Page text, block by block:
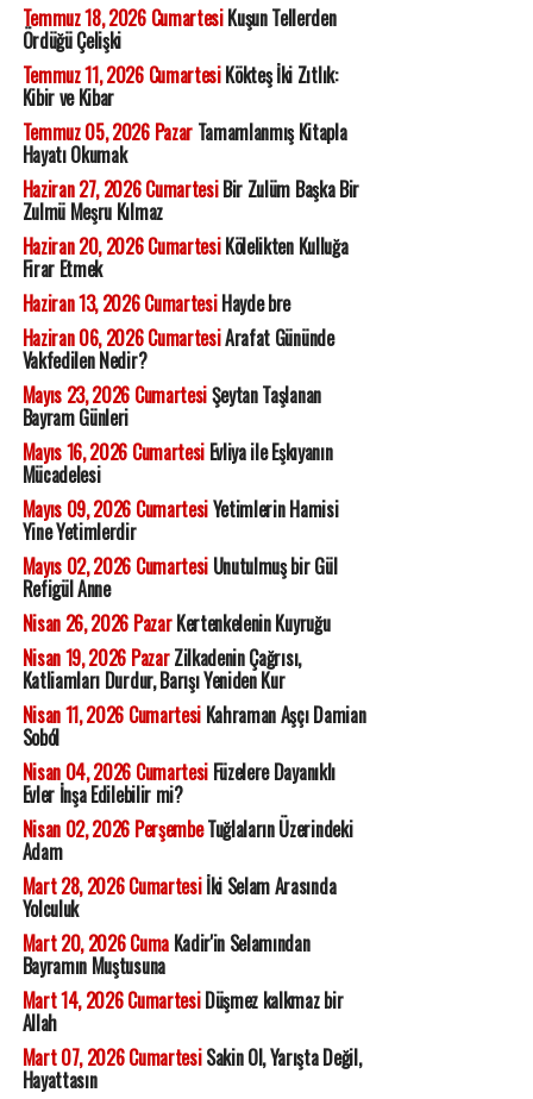
Temmuz 18, 2026 CumartesiKuşun Tellerden
Ördüğü Çelişki
Temmuz 11, 2026 CumartesiKökteş İki Zıtlık:
Kibir ve Kibar
Temmuz 05, 2026 PazarTamamlanmış Kitapla
Hayatı Okumak
Haziran 27, 2026 CumartesiBir Zulüm Başka Bir
Zulmü Meşru Kılmaz
Haziran 20, 2026 CumartesiKölelikten Kulluğa
Firar Etmek
Haziran 13, 2026 CumartesiHayde bre
Haziran 06, 2026 CumartesiArafat Gününde
Vakfedilen Nedir?
Mayıs 23, 2026 CumartesiŞeytan Taşlanan
Bayram Günleri
Mayıs 16, 2026 CumartesiEvliya ile Eşkıyanın
Mücadelesi
Mayıs 09, 2026 CumartesiYetimlerin Hamisi
Yine Yetimlerdir
Mayıs 02, 2026 CumartesiUnutulmuş bir Gül
Refigül Anne
Nisan 26, 2026 PazarKertenkelenin Kuyruğu
Nisan 19, 2026 PazarZilkadenin Çağrısı,
Katliamları Durdur, Barışı Yeniden Kur
Nisan 11, 2026 CumartesiKahraman Aşçı Damian
Soból
Nisan 04, 2026 CumartesiFüzelere Dayanıklı
Evler İnşa Edilebilir mi?
Nisan 02, 2026 PerşembeTuğlaların Üzerindeki
Adam
Mart 28, 2026 Cumartesiİki Selam Arasında
Yolculuk
Mart 20, 2026 CumaKadir'in Selamından
Bayramın Muştusuna
Mart 14, 2026 CumartesiDüşmez kalkmaz bir
Allah
Mart 07, 2026 CumartesiSakin Ol, Yarışta Değil,
Hayattasın